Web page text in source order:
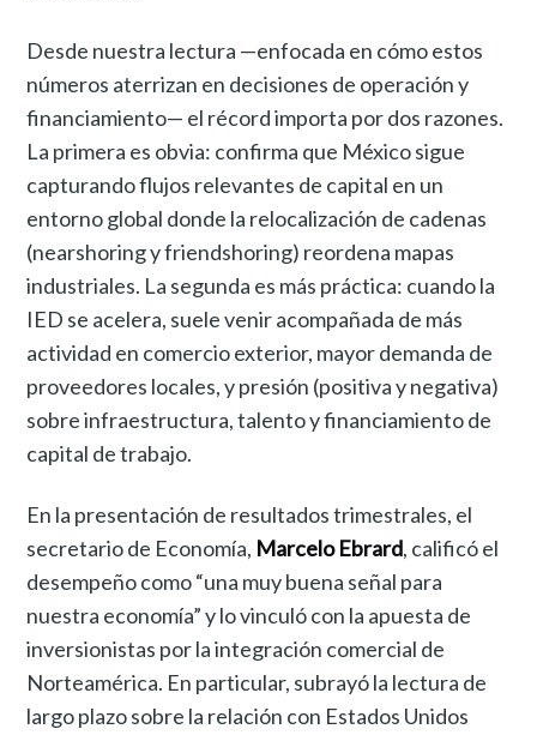
Desde nuestra lectura —enfocada en cómo estos
números aterrizan en decisiones de operación y
financiamiento— el récord importa por dos razones.
La primera es obvia: confirma que México sigue
capturando flujos relevantes de capital en un
entorno global donde la relocalización de cadenas
(nearshoring y friendshoring) reordena mapas
industriales. La segunda es más práctica: cuando la
IED se acelera, suele venir acompañada de más
actividad en comercio exterior, mayor demanda de
proveedores locales, y presión (positiva y negativa)
sobre infraestructura, talento y financiamiento de
capital de trabajo.
En la presentación de resultados trimestrales, el
secretario de Economía, Marcelo Ebrard, calificó el
desempeño como “una muy buena señal para
nuestra economía” y lo vinculó con la apuesta de
inversionistas por la integración comercial de
Norteamérica. En particular, subrayó la lectura de
largo plazo sobre la relación con Estados Unidos